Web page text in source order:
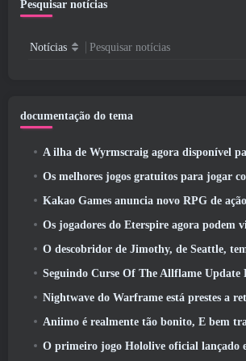
Pesquisar notícias
Notícias Pesquisar notícias
documentação do tema
A ilha de Wyrmscraig agora disponível para exploração no
Os melhores jogos gratuitos para jogar
Kakao Games anuncia novo RPG de ação,
Os jogadores do Eterspire agora podem viajar um pouco no
O descobridor de Jimothy, de Seattle, tem ligações com a ArenaNet, Então é claro que eles
Seguindo Curse Of The Allflame Update Path Of Exile anuncia várias
Nightwave do Warframe está prestes a retornar de
Aniimo é realmente tão bonito, E bem
O primeiro jogo Hololive oficial lançado